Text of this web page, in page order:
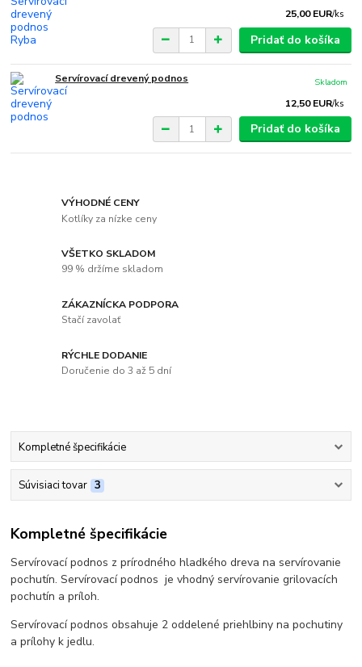
25,00 EUR/ks
Pridať do košíka
Servírovací drevený podnos
12,50 EUR/ks
Skladom
Pridať do košíka
VÝHODNÉ CENY
Kotlíky za nízke ceny
VŠETKO SKLADOM
99 % držíme skladom
ZÁKAZNÍCKA PODPORA
Stačí zavolať
RÝCHLE DODANIE
Doručenie do 3 až 5 dní
Kompletné špecifikácie
Súvisiaci tovar 3
Kompletné špecifikácie
Servírovací podnos z prírodného hladkého dreva na servírovanie
pochutín. Servírovací podnos je vhodný servírovanie grilovacích
pochutín a príloh.
Servírovací podnos obsahuje 2 oddelené priehlbiny na pochutiny
a prílohy k jedlu.